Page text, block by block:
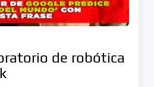
de robótica